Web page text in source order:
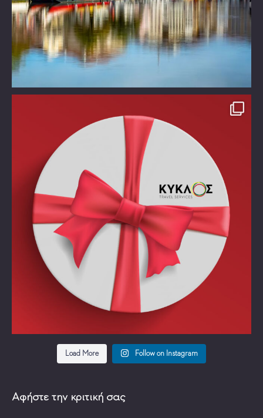
Load More Follow on Instagram
Αφήστε την κριτική σας